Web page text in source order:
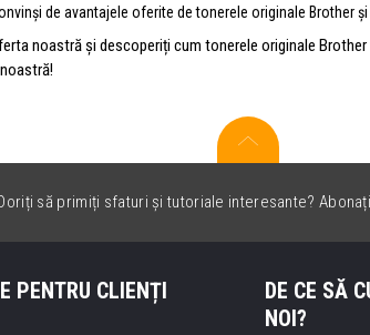
de avantajele oferite de tonerele originale Brother
noastră și descoperiți cum tonerele originale
să primiți sfaturi și tutoriale interesante?
PENTRU CLIENȚI
DE CE SĂ
NOI?